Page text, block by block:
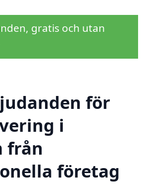
gratis och utan
för
i
från
företag